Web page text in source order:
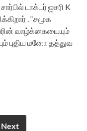
டாக்டர் ஐசரி K
. “சமூக
வாழ்க்கையையும்
புதிய மனோ தத்துவ
Next